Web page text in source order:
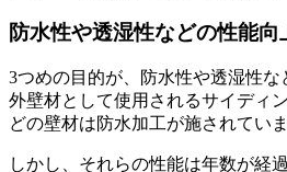
防水性や透湿性などの性能向
3つめの目的が、防水性や透湿性な
外壁材として使用されるサイディ
どの壁材は防水加工が施されていま
しかし、それらの性能は年数が経